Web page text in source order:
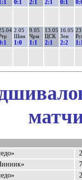
0:1 2:1 2:1 0:1
2.05
Шин
1:0
9.05
Чрм
1:1
13.05
ЦСК
2:1
16.05
Зен
2:2